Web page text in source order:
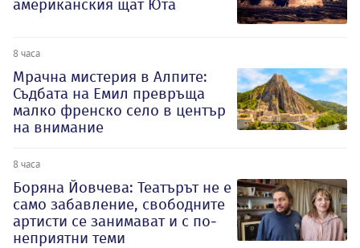
американския щат Юта
8 часа
Мрачна мистерия в Алпите:
Съдбата на Емил превръща
малко френско село в център
на внимание
8 часа
Боряна Йовчева: Театърът не е
само забавление, свободните
артисти се занимават и с по-
неприятни теми